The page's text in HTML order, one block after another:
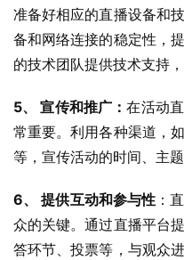
准备好相应的直播设备和
备和网络连接的稳定性，
的技术团队提供技术支持
5、 宣传和推广：在活动
常重要。利用各种渠道，
等，宣传活动的时间、主
6、 提供互动和参与性 ：
众的关键。通过直播平台
答环节、投票等，与观众